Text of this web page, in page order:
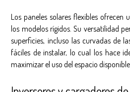
Los paneles solares flexibles ofrecen
los modelos rígidos. Su versatilidad
superficies, incluso las curvadas de
fáciles de instalar, lo cual los hace
maximizar el uso del espacio disponible.